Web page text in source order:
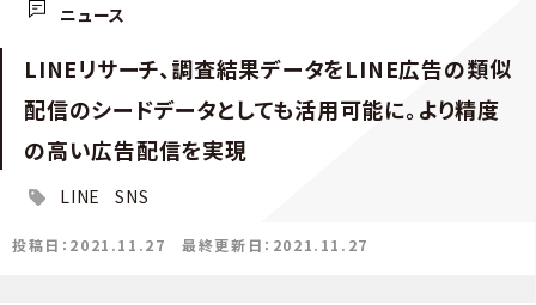
ニュース
LINEリサーチ、調査結果データをLINE広告の類似
配信のシードデータとしても活用可能に。より精度
の高い広告配信を実現
LINE SNS
投稿日：2021.11.27 最終更新日：2021.11.27